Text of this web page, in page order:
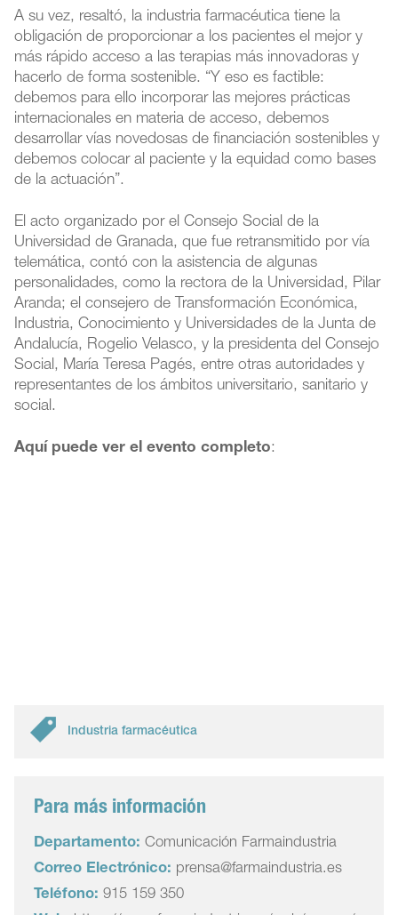
A su vez, resaltó, la industria farmacéutica tiene la
obligación de proporcionar a los pacientes el mejor y
más rápido acceso a las terapias más innovadoras y
hacerlo de forma sostenible. “Y eso es factible:
debemos para ello incorporar las mejores prácticas
internacionales en materia de acceso, debemos
desarrollar vías novedosas de financiación sostenibles y
debemos colocar al paciente y la equidad como bases
de la actuación”.
El acto organizado por el Consejo Social de la
Universidad de Granada, que fue retransmitido por vía
telemática, contó con la asistencia de algunas
personalidades, como la rectora de la Universidad, Pilar
Aranda; el consejero de Transformación Económica,
Industria, Conocimiento y Universidades de la Junta de
Andalucía, Rogelio Velasco, y la presidenta del Consejo
Social, María Teresa Pagés, entre otras autoridades y
representantes de los ámbitos universitario, sanitario y
social.
Aquí puede ver el evento completo:
Industria farmacéutica
Para más información
Departamento: Comunicación Farmaindustria
Correo Electrónico: prensa@farmaindustria.es
Teléfono: 915 159 350